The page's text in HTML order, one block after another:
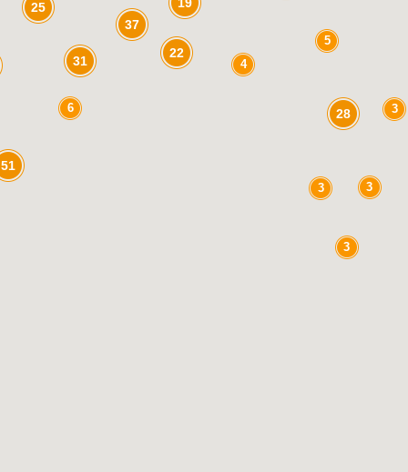
37
4
25
31
22
5
51
6 28 3
3 3
3